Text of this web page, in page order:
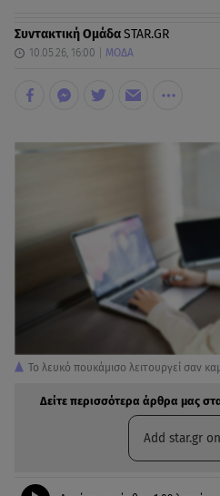
Συντακτική ΟμάδαSTAR.GR
10.05.26, 16:00 ΜΟΔΑ
Το λευκό πουκάμισο λειτουργεί σαν
Δείτε περισσότερα άρθρα μας
Add star.gr